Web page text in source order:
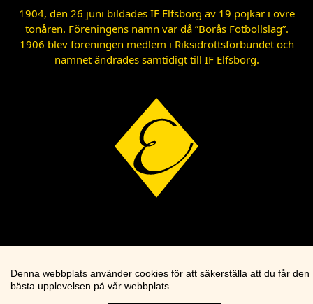
1904, den 26 juni bildades IF Elfsborg av 19 pojkar i övre
tonåren. Föreningens namn var då ”Borås Fotbollslag”.
1906 blev föreningen medlem i Riksidrottsförbundet och
namnet ändrades samtidigt till IF Elfsborg.
Denna webbplats använder cookies för att säkerställa att du får den
bästa upplevelsen på vår webbplats.